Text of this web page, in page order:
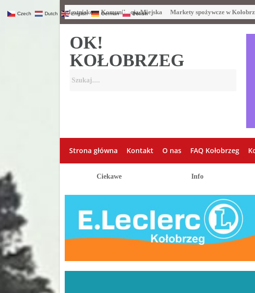
Lotnisko Komunikacja Miejska Markety spożywcze w
OK!
KOŁOBRZEG
Strona główna Kontakt O nas FAQ Kołobrzeg
Ciekawe Info
Czech Dutch English German Polish